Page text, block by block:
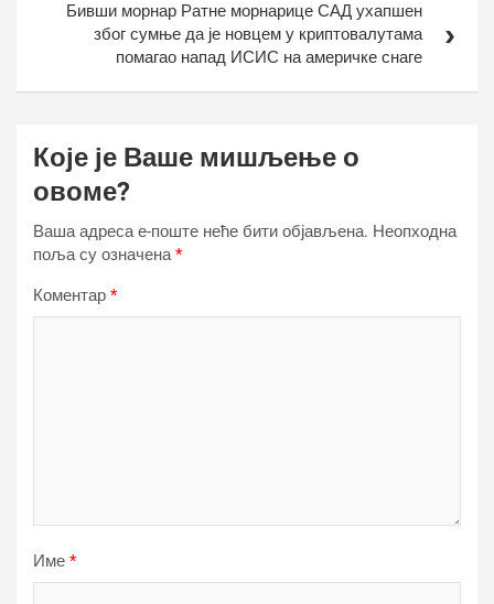
Бивши морнар Ратне морнарице САД ухапшен
због сумње да је новцем у криптовалутама
помагао напад ИСИС на америчке снаге
Које је Ваше мишљење о
овоме?
Ваша адреса е-поште неће бити објављена. Неопходна
поља су означена*
Коментар *
Име *